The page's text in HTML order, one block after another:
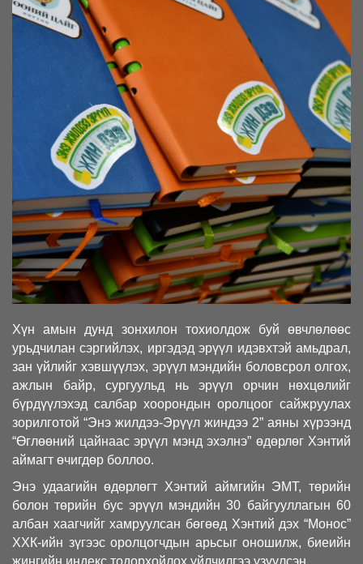
Хүн амын дунд зонхилон тохиолдож буй өвчлөлөөс
урьдчилан сэргийлэх, иргэдэд эрүүл идэвхтэй амьдрал,
зан үйлийг хэвшүүлэх, эрүүл мэндийн боловсрол олгох,
ажлын байр, сургуульд нь эрүүл орчин нөхцөлийг
бүрдүүлэхэд салбар хоорондын оролцоог сайжруулах
зорилготой “Энэ жилдээ-Эрүүл жиндээ 2” аяны хүрээнд
“Өглөөний цайнаас эрүүл мэнд эхэлнэ” өдөрлөг Хэнтий
аймагт өчигдөр боллоо.
Энэ удаагийн өдөрлөгт Хэнтий аймгийн ЭМТ, төрийн
болон төрийн бус эрүүл мэндийн 30 байгууллагын 60
албан хаагчийг хамруулсан бөгөөд Хэнтий дэх “Монос”
ХХК-ийн зүгээс оролцогчдын арьсыг оношилж, биеийн
жингийн индекс тодорхойлох үйлчилгээ үзүүлсэн.